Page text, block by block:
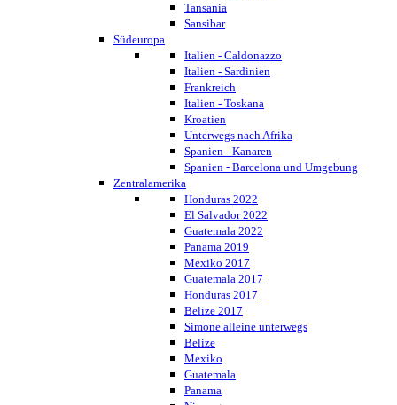
Tansania
Sansibar
Südeuropa
Italien - Caldonazzo
Italien - Sardinien
Frankreich
Italien - Toskana
Kroatien
Unterwegs nach Afrika
Spanien - Kanaren
Spanien - Barcelona und Umgebung
Zentralamerika
Honduras 2022
El Salvador 2022
Guatemala 2022
Panama 2019
Mexiko 2017
Guatemala 2017
Honduras 2017
Belize 2017
Simone alleine unterwegs
Belize
Mexiko
Guatemala
Panama